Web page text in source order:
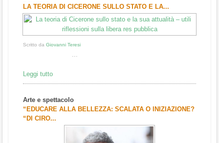
LA TEORIA DI CICERONE SULLO STATO E LA...
Scritto da Giovanni Teresi
...
Leggi tutto
Arte e spettacolo
“EDUCARE ALLA BELLEZZA: SCALATA O INIZIAZIONE?
“DI CIRO...